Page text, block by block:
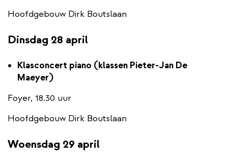
Hoofdgebouw Dirk Boutslaan
Dinsdag 28 april
Klasconcert piano (klassen Pieter-Jan De
Maeyer)
Foyer, 18.30 uur
Hoofdgebouw Dirk Boutslaan
Woensdag 29 april